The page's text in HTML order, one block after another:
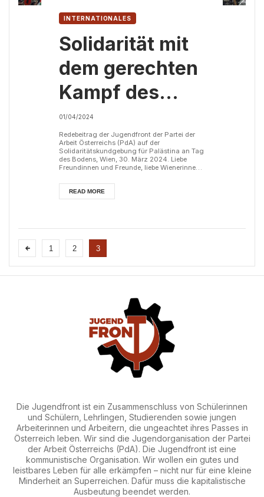
INTERNATIONALES
Solidarität mit
dem gerechten
Kampf des
palästinensischen
Volkes
01/04/2024
Redebeitrag der Jugendfront der Partei der
Arbeit Österreichs (PdA) auf der
Solidaritätskundgebung für Palästina an Tag
des Bodens, Wien, 30. März 2024. Liebe
Freundinnen und Freunde, liebe Wienerinnen
im Namen der Jugendfront der Partei der
Arbeit Österreichs vor euch sprechen zu
dürfen. Am 30. März 1976 enteignete der
READ MORE
1 2 3
Die Jugendfront ist ein Zusammenschluss von Schülerinnen
und Schülern, Lehrlingen, Studierenden sowie jungen
Arbeiterinnen und Arbeitern, die ungeachtet ihres Passes in
Österreich leben. Wir sind die Jugendorganisation der Partei
der Arbeit Österreichs (PdA). Die Jugendfront ist eine
kommunistische Organisation. Wir wollen ein gutes und
leistbares Leben für alle erkämpfen – nicht nur für eine kleine
Minderheit an Superreichen. Dafür muss die kapitalistische
Ausbeutung beendet werden.